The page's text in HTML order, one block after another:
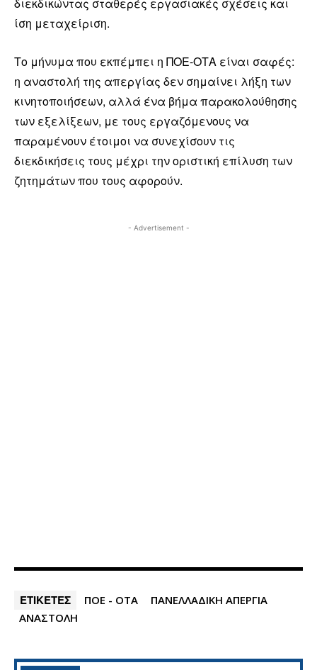
ίση μεταχείριση.
Το μήνυμα που εκπέμπει η ΠΟΕ-ΟΤΑ είναι σαφές:
η αναστολή της απεργίας δεν σημαίνει λήξη των
κινητοποιήσεων, αλλά ένα βήμα παρακολούθησης
των εξελίξεων, με τους εργαζόμενους να
παραμένουν έτοιμοι να συνεχίσουν τις
διεκδικήσεις τους μέχρι την οριστική επίλυση των
ζητημάτων που τους αφορούν.
- Advertisement -
ΕΤΙΚΕΤΕΣ ΠΟΕ - ΟΤΑ
ΠΑΝΕΛΛΑΔΙΚΗ ΑΠΕΡΓΙΑ
ΑΝΑΣΤΟΛΗ